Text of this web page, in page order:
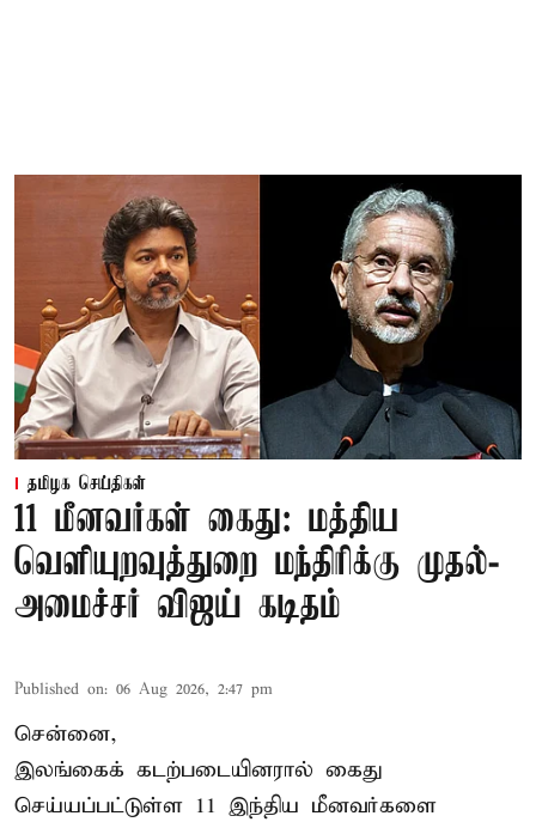
தமிழக செய்திகள்
11 மீனவர்கள் கைது: மத்திய
வெளியுறவுத்துறை மந்திரிக்கு முதல்-
அமைச்சர் விஜய் கடிதம்
Published on: 06 Aug 2026, 2:47 pm
சென்னை,
இலங்கைக் கடற்படையினரால் கைது
செய்யப்பட்டுள்ள 11 இந்திய மீனவர்களை